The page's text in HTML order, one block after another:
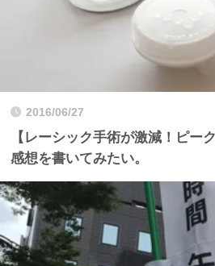
2016/06/27
【レーシック手術が激減！ピー
感想を書いてみたい。